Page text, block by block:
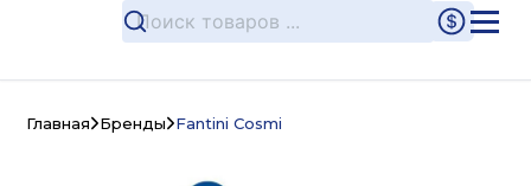
Главная Бренды Fantini Cosmi